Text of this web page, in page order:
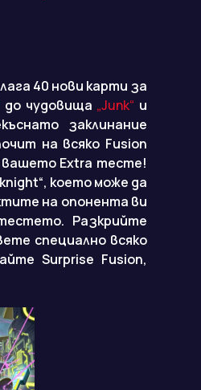
40 нови карти за
до чудовища „Junk“ и
заклинание
на всяко Fusion
вашето Extra тесте!
което може да
на опонента ви
Разкрийте
специално всяко
Surprise Fusion,